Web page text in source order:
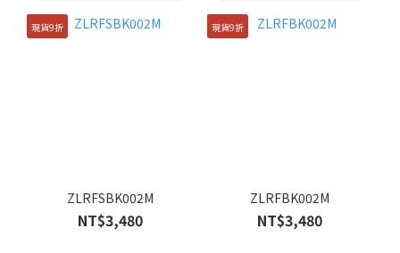
現貨9折
ZLRFSBK002M
NT$3,480
現貨9折
ZLRFBK002M
NT$3,480